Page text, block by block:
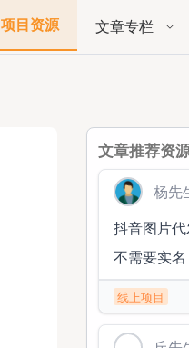
项目资源 文章专栏
文章推荐资
杨先
抖音图片
不需要实
线上项目